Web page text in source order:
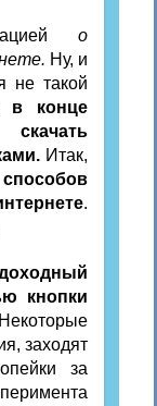
о
Ну, и
не такой
конце
Итак,
.
кнопки
заходят
за